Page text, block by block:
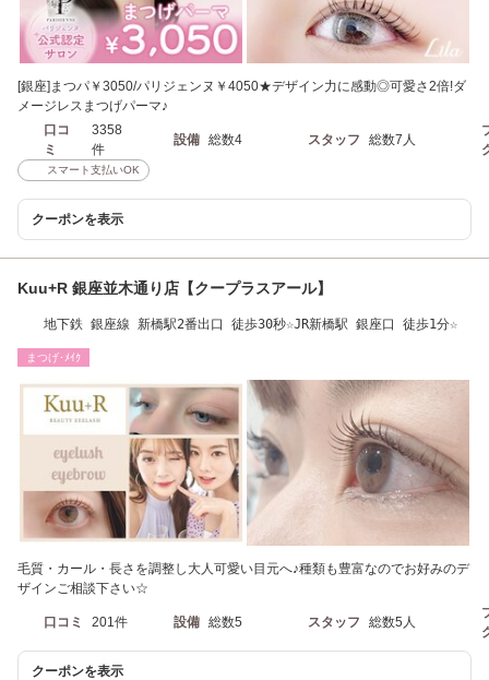
[銀座]まつパ￥3050/パリジェンヌ￥4050★デザイン力に感動◎可愛さ2倍!ダ
メージレスまつげパーマ♪
口コ
ミ
3358
件
設備 総数4 スタッフ 総数7人
スマート支払いOK
クーポンを表示
Kuu+R 銀座並木通り店【クープラスアール】
地下鉄 銀座線 新橋駅2番出口 徒歩30秒☆JR新橋駅 銀座口 徒歩1分☆
まつげ･ﾒｲｸ
毛質・カール・長さを調整し大人可愛い目元へ♪種類も豊富なのでお好みのデ
ザインご相談下さい☆
口コミ 201件 設備 総数5 スタッフ 総数5人
クーポンを表示